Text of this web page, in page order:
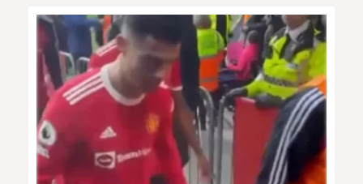
INSÓLITAS
MULTIMEDIA
IMPRESO